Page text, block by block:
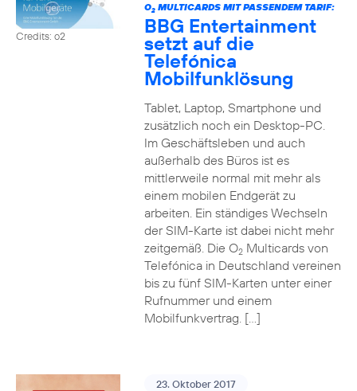
Credits: o2
O2MULTICARDS MIT PASSENDEM TARIF:
BBG Entertainment
setzt auf die
Telefónica
Mobilfunklösung
Tablet, Laptop, Smartphone und
zusätzlich noch ein Desktop-PC.
Im Geschäftsleben und auch
außerhalb des Büros ist es
mittlerweile normal mit mehr als
einem mobilen Endgerät zu
arbeiten. Ein ständiges Wechseln
der SIM-Karte ist dabei nicht mehr
zeitgemäß. Die O2Multicards von
Telefónica in Deutschland vereinen
bis zu fünf SIM-Karten unter einer
Rufnummer und einem
Mobilfunkvertrag. […]
23. Oktober 2017